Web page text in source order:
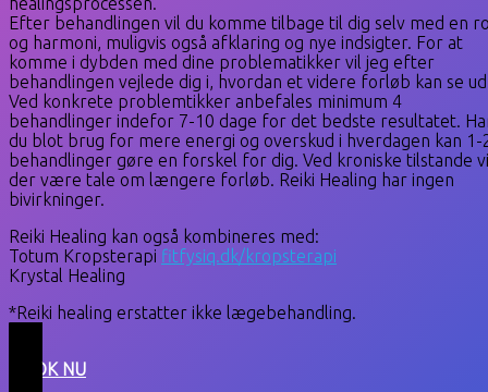
Efter behandlingen vil du komme tilbage til dig selv med en
og harmoni, muligvis også afklaring og nye indsigter. For at
komme i dybden med dine problematikker vil jeg efter
behandlingen vejlede dig i, hvordan et videre forløb kan se
Ved konkrete problemtikker anbefales minimum 4
behandlinger indefor 7-10 dage for det bedste resultatet.
du blot brug for mere energi og overskud i hverdagen kan 1-
behandlinger gøre en forskel for dig. Ved kroniske tilstande
der være tale om længere forløb. Reiki Healing har ingen
bivirkninger.
Reiki Healing kan også kombineres med:
Totum Kropsterapi fitfysiq.dk/kropsterapi
Krystal Healing
*Reiki healing erstatter ikke lægebehandling.
BOOK NU